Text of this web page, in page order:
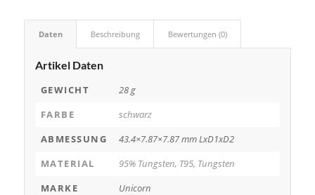
Daten Beschreibung Bewertungen (0)
Artikel Daten
GEWICHT
28 g
FARBE
schwarz
ABMESSUNG
43.4×7.87×7.87 mm LxD1xD2
MATERIAL
95% Tungsten, T95, Tungsten
MARKE
Unicorn